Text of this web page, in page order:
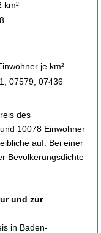
km²
je km²
07579, 07436
des
10078 Einwohner
auf. Bei einer
Bevölkerungsdichte
und zur
in Baden-